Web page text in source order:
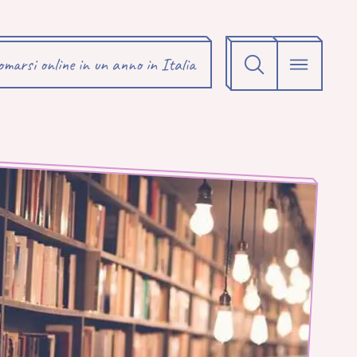
online in un anno in Italia